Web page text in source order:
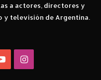
a actores, directores y
y televisión de Argentina.
YouTubeInstagram